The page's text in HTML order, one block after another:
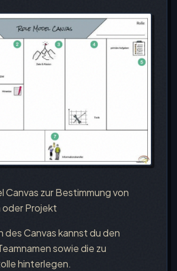
Canvas zur Bestimmung von
oder Projekt
des Canvas kannst du den
sowie die zu
hinterlegen.